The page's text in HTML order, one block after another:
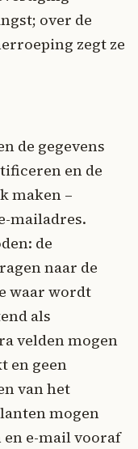
over de
zegt ze
de gegevens
en de
maken –
mailadres.
de
naar de
waar wordt
als
velden mogen
en geen
van het
mogen
en e-mail vooraf